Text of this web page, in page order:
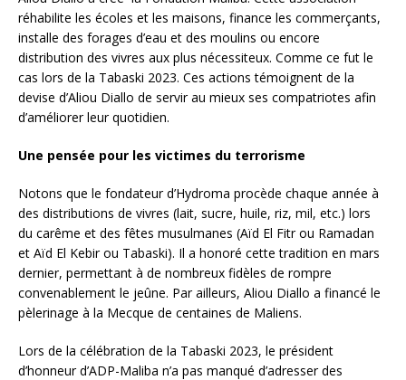
réhabilite les écoles et les maisons, finance les commerçants,
installe des forages d’eau et des moulins ou encore
distribution des vivres aux plus nécessiteux. Comme ce fut le
cas lors de la Tabaski 2023. Ces actions témoignent de la
devise d’Aliou Diallo de servir au mieux ses compatriotes afin
d’améliorer leur quotidien.
Une pensée pour les victimes du terrorisme
Notons que le fondateur d’Hydroma procède chaque année à
des distributions de vivres (lait, sucre, huile, riz, mil, etc.) lors
du carême et des fêtes musulmanes (Aïd El Fitr ou Ramadan
et Aïd El Kebir ou Tabaski). Il a honoré cette tradition en mars
dernier, permettant à de nombreux fidèles de rompre
convenablement le jeûne. Par ailleurs, Aliou Diallo a financé le
pèlerinage à la Mecque de centaines de Maliens.
Lors de la célébration de la Tabaski 2023, le président
d’honneur d’ADP-Maliba n’a pas manqué d’adresser des